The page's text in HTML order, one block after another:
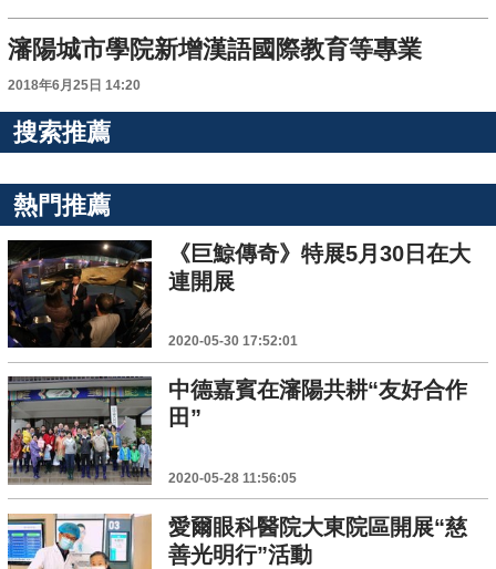
瀋陽城市學院新增漢語國際教育等專業
2018年6月25日 14:20
搜索推薦
熱門推薦
《巨鯨傳奇》特展5月30日在大
連開展
2020-05-30 17:52:01
中德嘉賓在瀋陽共耕“友好合作
田”
2020-05-28 11:56:05
愛爾眼科醫院大東院區開展“慈
善光明行”活動